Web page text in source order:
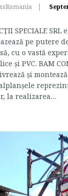
SPECIALE
pe putere
cu o vastă
şi PVC. BAM
şi
la realizarea…